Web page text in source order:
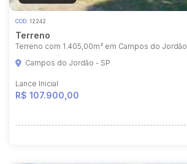
COD. 12242
Terreno
Terreno com 1.405,00m² em Campos do Jordão
Campos do Jordão - SP
Lance Inicial
R$ 107.900,00